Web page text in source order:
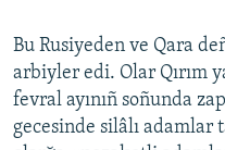
Bu Rusiyeden ve Qara
arbiyler edi. Olar Qırım
fevral ayınıñ soñunda
gecesinde silâlı adamlar